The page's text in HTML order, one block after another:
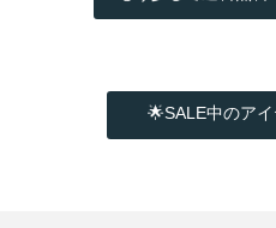
🌟SALE中のア